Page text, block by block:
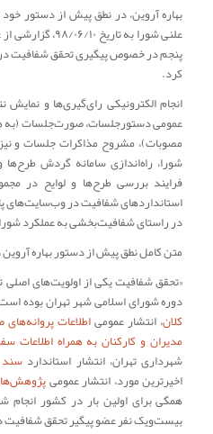
بهاره آروین، در نطق پیش از
علنی شورا به
پنجم در خصوص پیگیری تحقق شفافیت
کرد.
انجام الکترونیکی رای‌گیری‌ها و
عمومی دستورجلسات، صورت‌جلسات (به
مصوبات)، مشروح مذاکرات جلسات و
شورا، راه‌اندازی سامانه گردش طرح‌ها
فرایند بررسی طرح‌ها و لوایح در
استانداردهای شفافیت در وب‌سایت‌های
در راستای شفافیت‌بخشی به عملکرد
متن کامل نطق پیش از دستور بهاره
«تحقق شفافیت یکی از اولویت‌های
دوره شورای اسلامی شهر تهران بوده
کلان، انتشار عمومیاطلاعات
مدیران و کارکنان به همراه اطلاعات
شهرداری تهران، انتشار استاندارد
اخیرترین مورد، انتشار عمومی
همگی برای اولین بار در کشور انجام
بیست‌ویک نفر عضو پیگیر تحقق